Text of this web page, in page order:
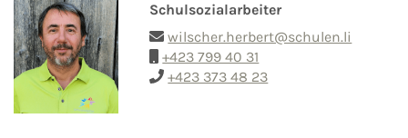
Schulsozialarbeiter
wilscher.herbert@schulen.li
+423 799 40 31
+423 373 48 23